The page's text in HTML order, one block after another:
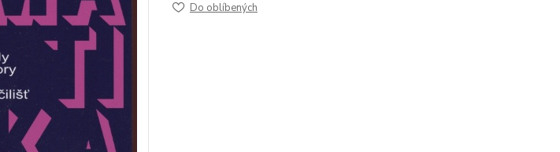
Do oblíbených